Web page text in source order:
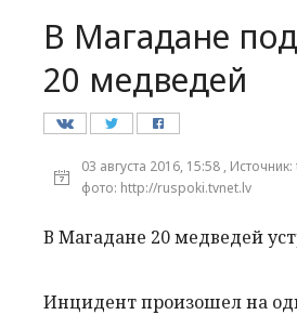
Авто
Происшествия
В Магадане
20 медведей
03 августа 2016, 15:58 ,
фото: http://ruspoki.tvnet.lv
В Магадане 20 медведей
Инцидент произошел на